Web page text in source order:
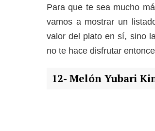
Para que te sea mucho
vamos a mostrar un
valor del plato en sí, sino
no te hace disfrutar
12- Melón Yubari